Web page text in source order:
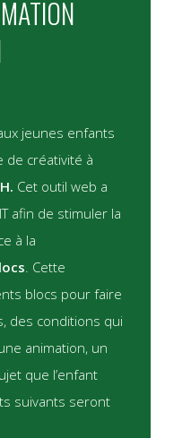
jeunes enfants
de créativité à
Cet outil web a
afin de stimuler la
à la
. Cette
blocs pour faire
des conditions qui
animation, un
que l’enfant
suivants seront